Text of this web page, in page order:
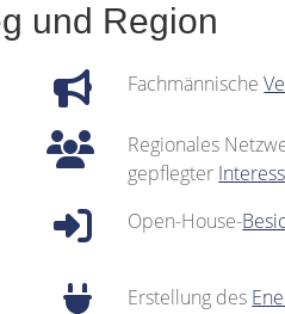
und Region
Fachmännische
Regionales
gepflegter
Open-House-
Erstellung des